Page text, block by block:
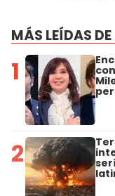
MÁS LEÍDAS DE
1
2